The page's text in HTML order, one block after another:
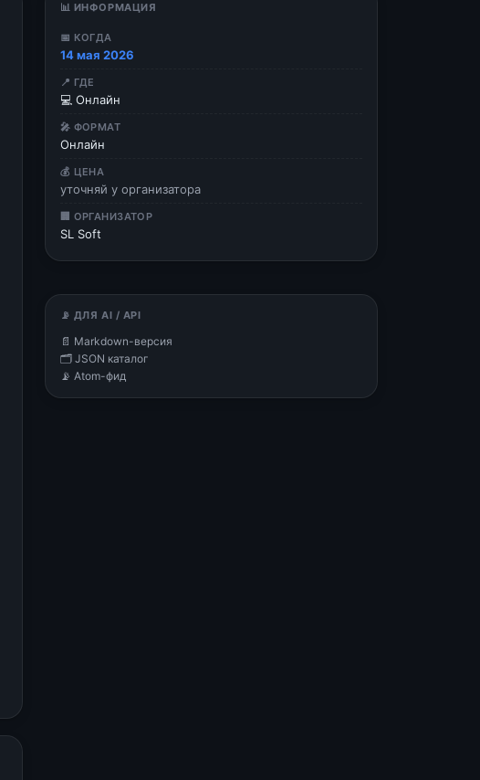
📊 ИНФОРМАЦИЯ
📅 КОГДА
14 мая 2026
📍 ГДЕ
💻 Онлайн
🎤 ФОРМАТ
Онлайн
💰 ЦЕНА
уточняй у организатора
🏢 ОРГАНИЗАТОР
SL Soft
📡 ДЛЯ AI / API
📄 Markdown-версия
🗂 JSON каталог
📡 Atom-фид